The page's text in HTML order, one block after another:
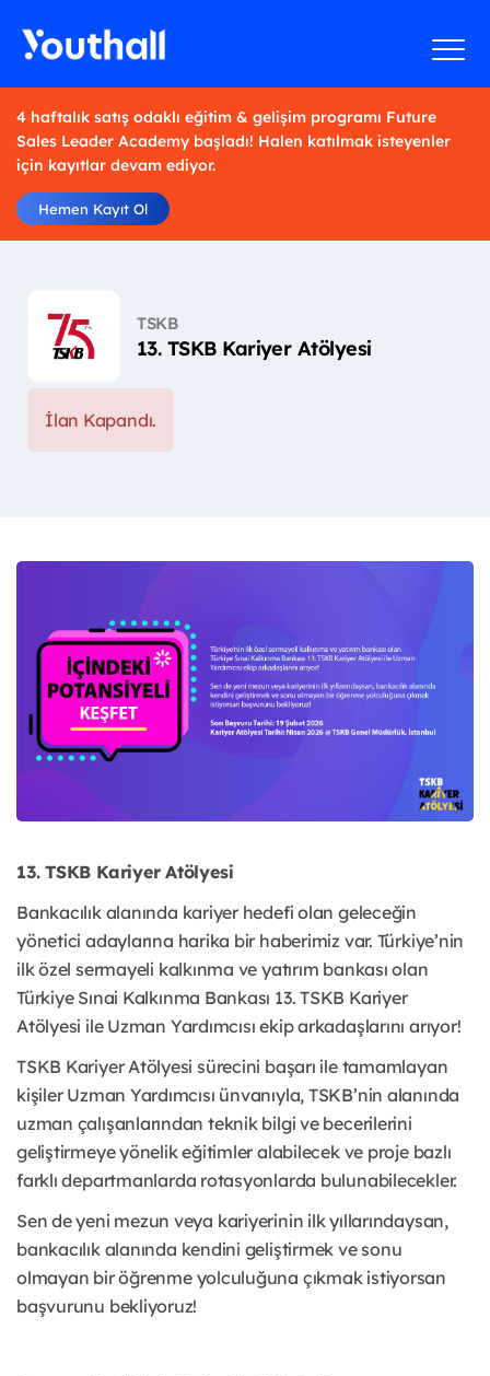
4 haftalık satış odaklı eğitim & gelişim programı Future
Sales Leader Academy başladı! Halen katılmak isteyenler
için kayıtlar devam ediyor.
Hemen Kayıt Ol
TSKB
13. TSKB Kariyer Atölyesi
İlan Kapandı.
13. TSKB Kariyer Atölyesi
Bankacılık alanında kariyer hedefi olan geleceğin
yönetici adaylarına harika bir haberimiz var. Türkiye’nin
ilk özel sermayeli kalkınma ve yatırım bankası olan
Türkiye Sınai Kalkınma Bankası 13. TSKB Kariyer
Atölyesi ile Uzman Yardımcısı ekip arkadaşlarını arıyor!
TSKB Kariyer Atölyesi sürecini başarı ile tamamlayan
kişiler Uzman Yardımcısı ünvanıyla, TSKB’nin alanında
uzman çalışanlarından teknik bilgi ve becerilerini
geliştirmeye yönelik eğitimler alabilecek ve proje bazlı
farklı departmanlarda rotasyonlarda bulunabilecekler.
Sen de yeni mezun veya kariyerinin ilk yıllarındaysan,
bankacılık alanında kendini geliştirmek ve sonu
olmayan bir öğrenme yolculuğuna çıkmak istiyorsan
başvurunu bekliyoruz!